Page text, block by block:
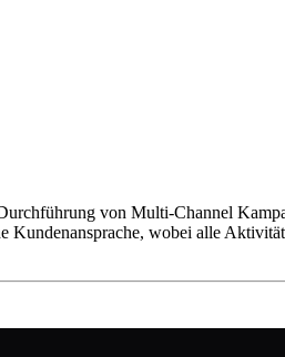
von Multi-Channel
Kundenansprache, wobei alle